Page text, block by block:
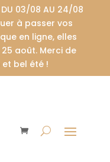
DU 03/08 AU 24/08
à passer vos
en ligne, elles
août. Merci de
bel été !